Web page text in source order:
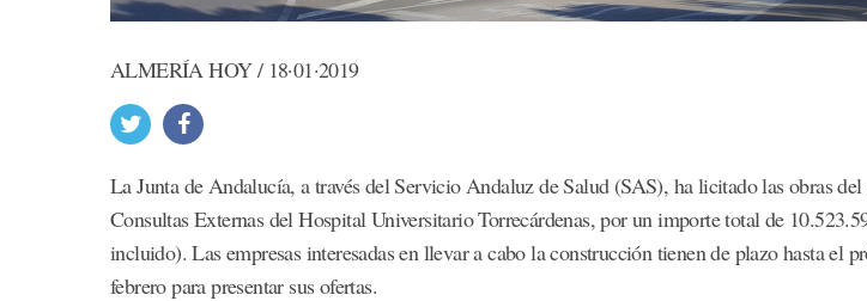
ALMERÍA HOY / 18·01·2019
La Junta de Andalucía, a través del Servicio Andaluz de Salud (SAS), ha licitado las obras
Consultas Externas del Hospital Universitario Torrecárdenas, por un importe total de
incluido). Las empresas interesadas en llevar a cabo la construcción tienen de plazo hasta el
febrero para presentar sus ofertas.